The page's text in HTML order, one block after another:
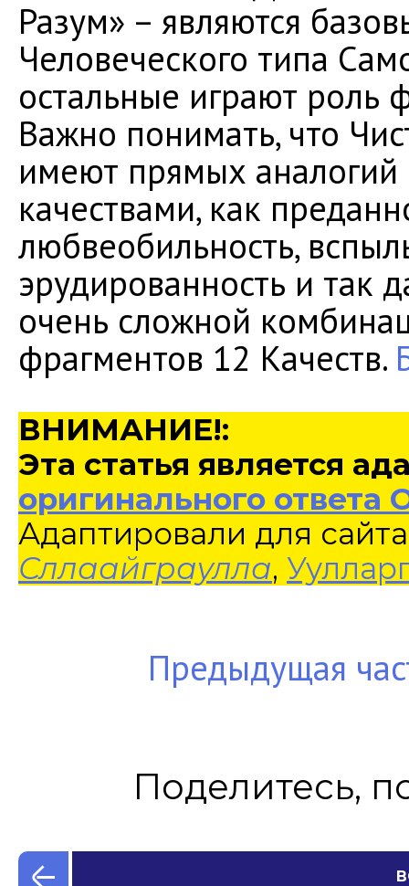
Разум» – являются
Человеческого типа
остальные играют роль
Важно понимать, что
имеют прямых
качествами, как
любвеобильность,
эрудированность и так
очень сложной
фрагментов 12 Качеств.
ВНИМАНИЕ!:
Эта статья является
оригинального ответа
Адаптировали для
Сллаайграулла,
Предыдущая
Поделитесь,